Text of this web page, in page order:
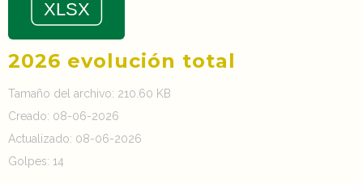
2026 evolución total
Tamaño del archivo: 210.60 KB
Creado: 08-06-2026
Actualizado: 08-06-2026
Golpes: 14